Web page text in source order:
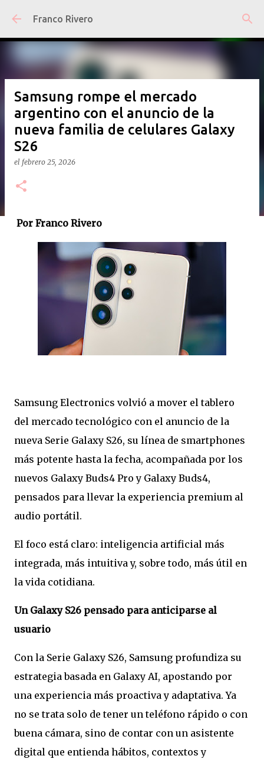
Ir al contenido principal
Franco Rivero
Samsung rompe el mercado
argentino con el anuncio de la
nueva familia de celulares Galaxy
S26
el febrero 25, 2026
Por Franco Rivero
Samsung Electronics volvió a mover el tablero
del mercado tecnológico con el anuncio de la
nueva Serie Galaxy S26, su línea de smartphones
más potente hasta la fecha, acompañada por los
nuevos Galaxy Buds4 Pro y Galaxy Buds4,
pensados para llevar la experiencia premium al
audio portátil.
El foco está claro: inteligencia artificial más
integrada, más intuitiva y, sobre todo, más útil en
la vida cotidiana.
Un Galaxy S26 pensado para anticiparse al
usuario
Con la Serie Galaxy S26, Samsung profundiza su
estrategia basada en Galaxy AI, apostando por
una experiencia más proactiva y adaptativa. Ya
no se trata solo de tener un teléfono rápido o con
buena cámara, sino de contar con un asistente
digital que entienda hábitos, contextos y